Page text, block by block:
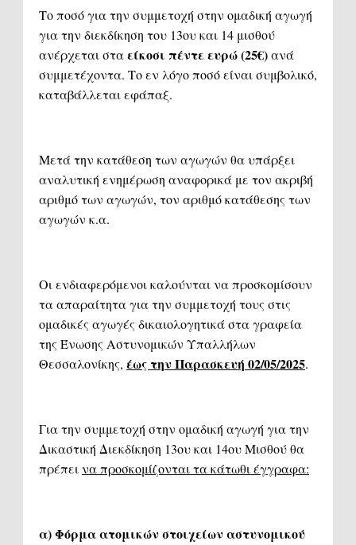
Το ποσό για την συμμετοχή στην ομαδική αγωγή
για την διεκδίκηση του 13ου και 14 μισθού
ανέρχεται σταείκοσι πέντε ευρώ (25€)ανά
συμμετέχοντα. Το εν λόγο ποσό είναι συμβολικό,
καταβάλλεται εφάπαξ.
Μετά την κατάθεση των αγωγών θα υπάρξει
αναλυτική ενημέρωση αναφορικά με τον ακριβή
αριθμό των αγωγών, τον αριθμό κατάθεσης των
αγωγών κ.α.
Οι ενδιαφερόμενοι καλούνται να προσκομίσουν
τα απαραίτητα για την συμμετοχή τους στις
ομαδικές αγωγές δικαιολογητικά στα γραφεία
της Ένωσης Αστυνομικών Υπαλλήλων
Θεσσαλονίκης, έως την Παρασκευή 02/05/2025.
Για την συμμετοχή στην ομαδική αγωγή για την
Δικαστική Διεκδίκηση 13ου και 14ου Μισθού θα
πρέπεινα προσκομίζονται τα κάτωθι έγγραφα:
α) Φόρμα ατομικών στοιχείων αστυνομικού